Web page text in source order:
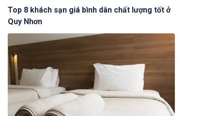
Top 8 khách sạn giá bình dân chất lượng tốt ở
Quy Nhơn